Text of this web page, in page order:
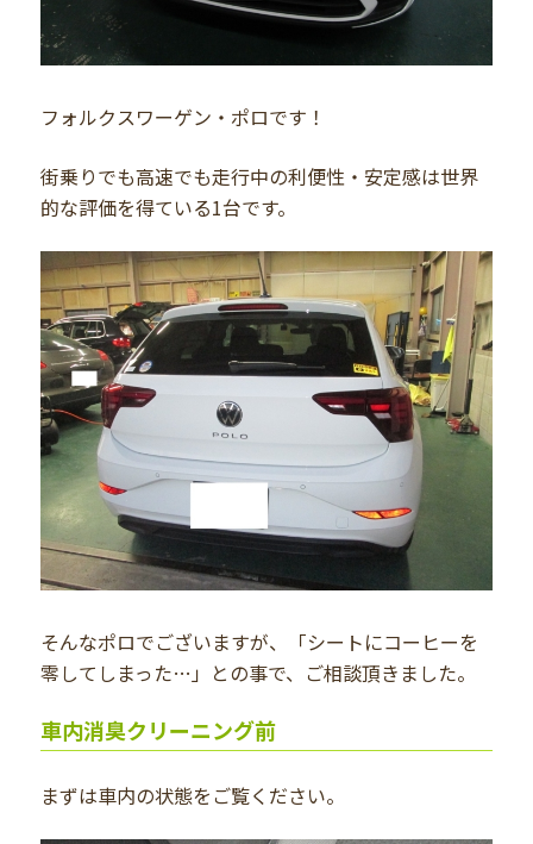
フォルクスワーゲン・ポロです！
街乗りでも高速でも走行中の利便性・安定感は世界
的な評価を得ている1台です。
そんなポロでございますが、「シートにコーヒーを
零してしまった…」との事で、ご相談頂きました。
車内消臭クリーニング前
まずは車内の状態をご覧ください。